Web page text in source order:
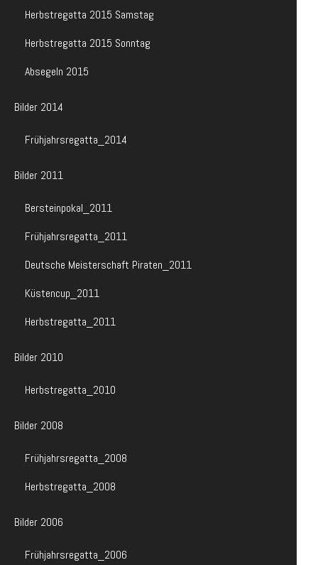
Herbstregatta 2015 Samstag
Herbstregatta 2015 Sonntag
Absegeln 2015
Bilder 2014
Frühjahrsregatta_2014
Bilder 2011
Bersteinpokal_2011
Frühjahrsregatta_2011
Deutsche Meisterschaft Piraten_2011
Küstencup_2011
Herbstregatta_2011
Bilder 2010
Herbstregatta_2010
Bilder 2008
Frühjahrsregatta_2008
Herbstregatta_2008
Bilder 2006
Frühjahrsregatta_2006